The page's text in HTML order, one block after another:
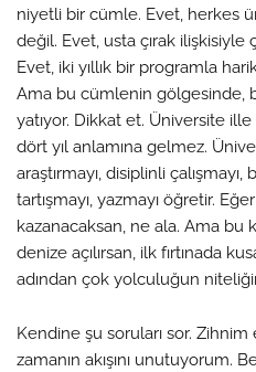
niyetli bir cümle. Evet, herkes
değil. Evet, usta çırak ilişkisiyle
Evet, iki yıllık bir programla
Ama bu cümlenin gölgesinde,
yatıyor. Dikkat et. Üniversite
dört yıl anlamına gelmez.
araştırmayı, disiplinli çalışmayı,
tartışmayı, yazmayı öğretir.
kazanacaksan, ne ala. Ama bu
denize açılırsan, ilk fırtınada
adından çok yolculuğun
Kendine şu soruları sor.
zamanın akışını unutuyorum.